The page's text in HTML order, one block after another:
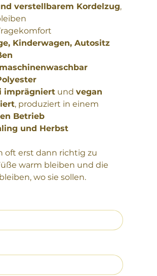
verstellbarem Kordelzug,
Kinderwagen, Autositz
maschinenwaschbar
imprägniert undvegan
, produziert in einem
Betrieb
und Herbst
oft erst dann richtig zu
warm bleiben und die
wo sie sollen.